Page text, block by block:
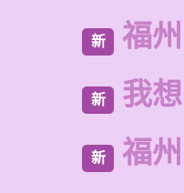
新 福
新 我
新 福